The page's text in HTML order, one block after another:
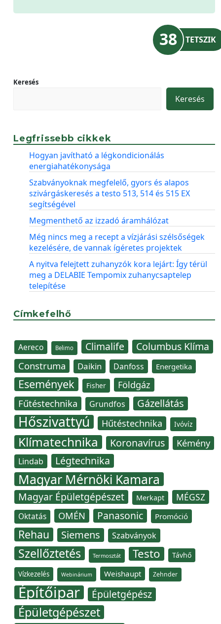
38 TETSZIK
Keresés
Keresés
Legfrissebb cikkek
Hogyan javítható a légkondicionálás
energiahatékonysága
Szabványoknak megfelelő, gyors és alapos
szivárgáskeresés a testo 513, 514 és 515 EX
segítségével
Megmenthető az izzadó áramhálózat
Még nincs meg a recept a vízjárási szélsőségek
kezelésére, de vannak ígéretes projektek
A nyitva felejtett zuhanyzók kora lejárt: Így térül
meg a DELABIE Tempomix zuhanycsaptelep
telepítése
Címkefelhő
Aereco Belimo Climalife Columbus Klíma
Construma Daikin Danfoss Energetika
Események Fisher Földgáz
Fűtéstechnika Grundfos Gázellátás
Hőszivattyú Hűtéstechnika Ivóvíz
Klímatechnika Koronavírus Kémény
Lindab Légtechnika
Magyar Mérnöki Kamara
Magyar Épületgépészet Merkapt MÉGSZ
Oktatás OMÉN Panasonic Promóció
Rehau Siemens Szabványok
Szellőztetés Termosztát Testo Távhő
Vízkezelés Webinárium Weishaupt Zehnder
Építőipar Épületgépész
Épületgépészet